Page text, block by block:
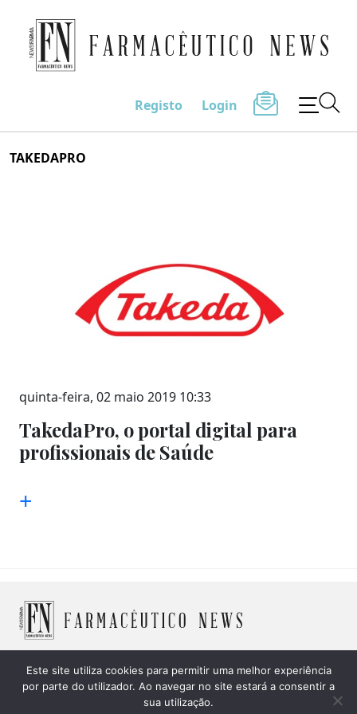
to
Farmacêutico News
Registo Login
TAKEDAPRO
quinta-feira, 02 maio 2019 10:33
TakedaPro, o portal digital para
profissionais de Saúde
+
© 2026 Farmacêutico News -Política de Cookies |Política
Este site utiliza cookies para permitir uma melhor experiência
por parte do utilizador. Ao navegar no site estará a consentir a
sua utilização.